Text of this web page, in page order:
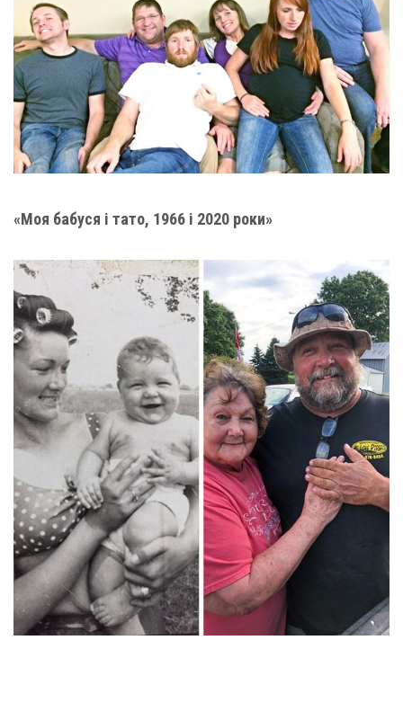
«Моя бабуся і тато, 1966 і 2020 роки»